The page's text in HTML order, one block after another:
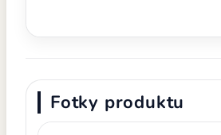
Fotky produktu